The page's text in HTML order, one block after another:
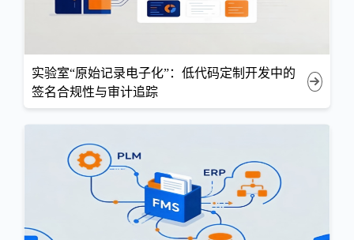
实验室“原始记录电子化”：低代码定制开发中的
签名合规性与审计追踪